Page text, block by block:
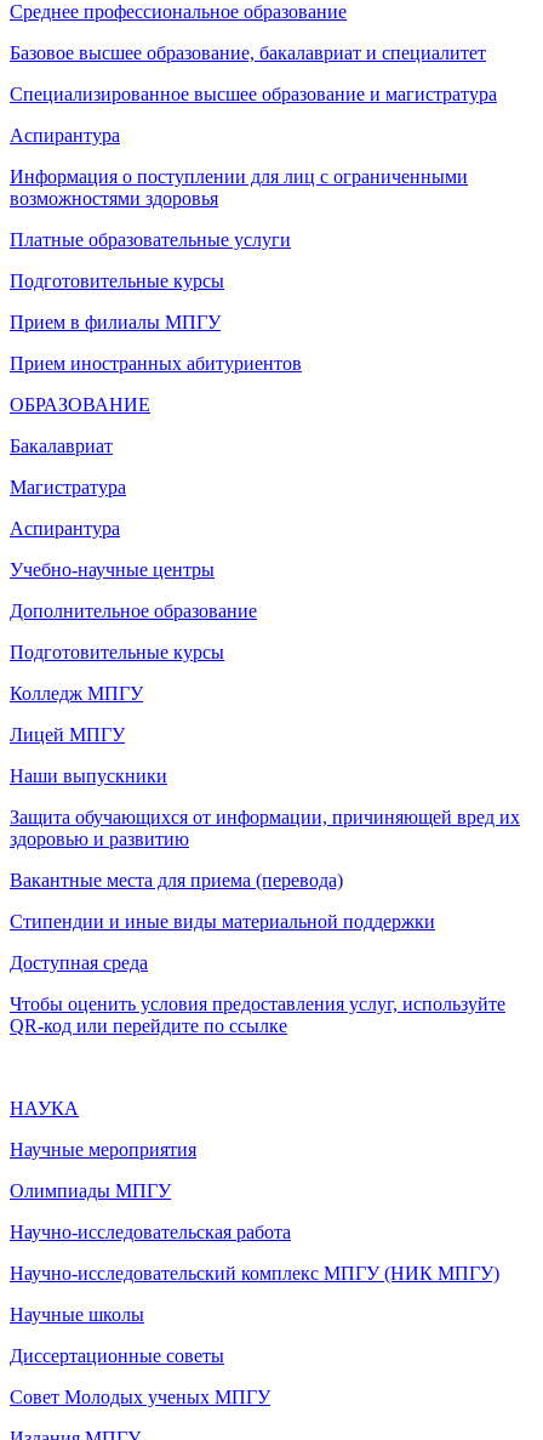
Среднее профессиональное образование
Базовое высшее образование, бакалавриат и специалитет
Специализированное высшее образование и магистратура
Аспирантура
Информация о поступлении для лиц с ограниченными
возможностями здоровья
Платные образовательные услуги
Подготовительные курсы
Прием в филиалы МПГУ
Прием иностранных абитуриентов
ОБРАЗОВАНИЕ
Бакалавриат
Магистратура
Аспирантура
Учебно-научные центры
Дополнительное образование
Подготовительные курсы
Колледж МПГУ
Лицей МПГУ
Наши выпускники
Защита обучающихся от информации, причиняющей вред их
здоровью и развитию
Вакантные места для приема (перевода)
Стипендии и иные виды материальной поддержки
Доступная среда
Чтобы оценить условия предоставления услуг, используйте
QR-код или перейдите по ссылке
НАУКА
Научные мероприятия
Олимпиады МПГУ
Научно-исследовательская работа
Научно-исследовательский комплекс МПГУ (НИК МПГУ)
Научные школы
Диссертационные советы
Совет Молодых ученых МПГУ